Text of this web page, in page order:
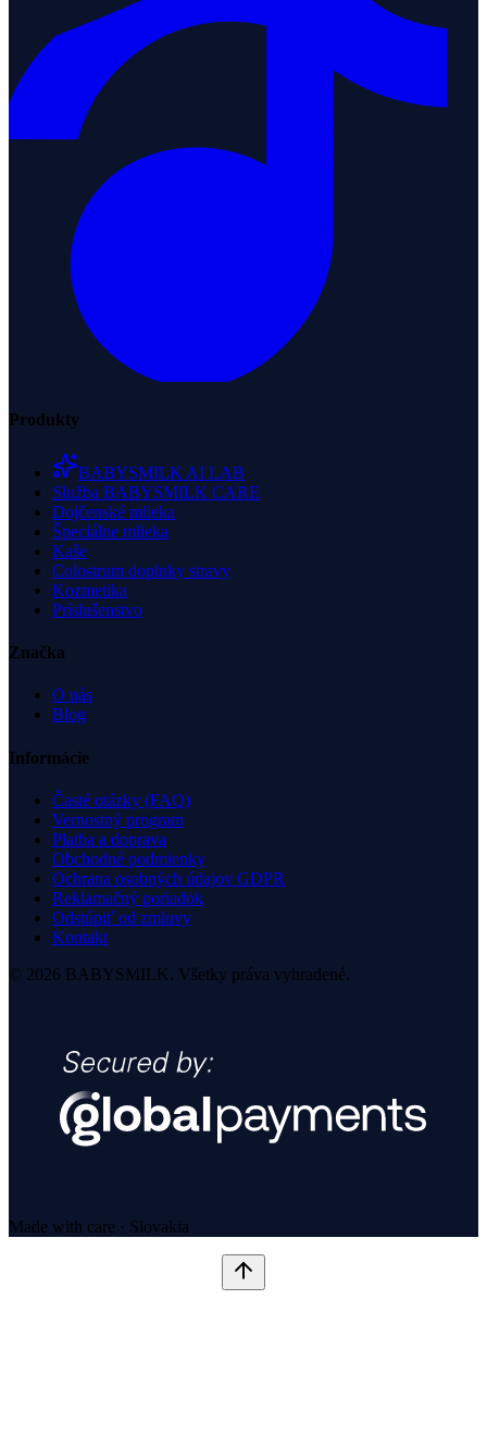
Produkty
BABYSMILK AI LAB
Služba BABYSMILK CARE
Dojčenské mlieka
Špeciálne mlieka
Kaše
Colostrum doplnky stravy
Kozmetika
Príslušenstvo
Značka
O nás
Blog
Informácie
Časté otázky (FAQ)
Vernostný program
Platba a doprava
Obchodné podmienky
Ochrana osobných údajov GDPR
Reklamačný poriadok
Odstúpiť od zmluvy
Kontakt
© 2026 BABYSMILK. Všetky práva vyhradené.
Made with care · Slovakia